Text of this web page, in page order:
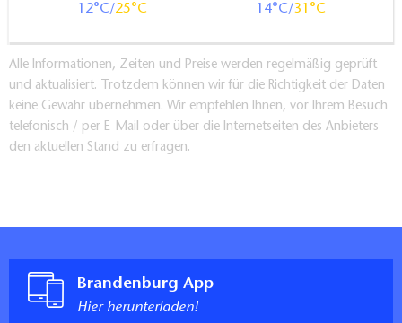
12 25 14 31
Alle Informationen, Zeiten und Preise werden regelmäßig geprüft
und aktualisiert. Trotzdem können wir für die Richtigkeit der Daten
keine Gewähr übernehmen. Wir empfehlen Ihnen, vor Ihrem Besuch
telefonisch / per E-Mail oder über die Internetseiten des Anbieters
den aktuellen Stand zu erfragen.
Brandenburg App
Hier herunterladen!